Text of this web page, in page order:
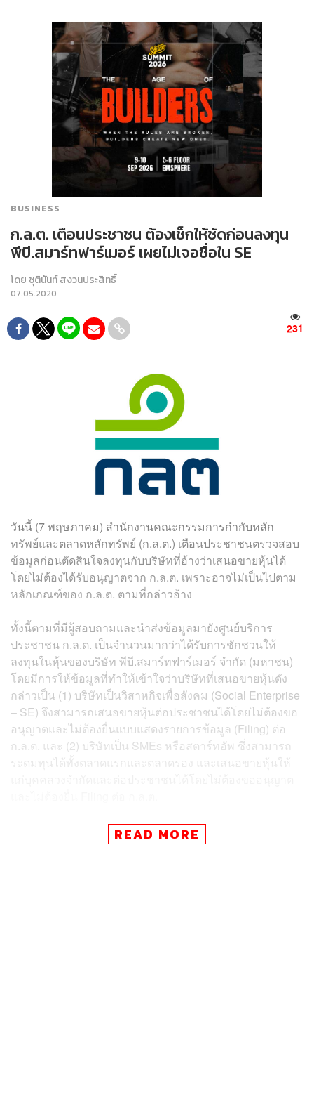
BUSINESS
ก.ล.ต. เตือนประชาชน ต้องเช็กให้ชัดก่อนลงทุน
พีบี.สมาร์ทฟาร์เมอร์ เผยไม่เจอชื่อใน SE
โดย ชุตินันท์ สงวนประสิทธิ์
07.05.2020
231
วันนี้ (7 พฤษภาคม) สำนักงานคณะกรรมการกำกับหลัก
ทรัพย์และตลาดหลักทรัพย์ (ก.ล.ต.) เตือนประชาชนตรวจสอบ
ข้อมูลก่อนตัดสินใจลงทุนกับบริษัทที่อ้างว่าเสนอขายหุ้นได้
โดยไม่ต้องได้รับอนุญาตจาก ก.ล.ต. เพราะอาจไม่เป็นไปตาม
หลักเกณฑ์ของ ก.ล.ต. ตามที่กล่าวอ้าง
ทั้งนี้ตามที่มีผู้สอบถามและนำส่งข้อมูลมายังศูนย์บริการ
ประชาชน ก.ล.ต. เป็นจำนวนมากว่าได้รับการชักชวนให้
ลงทุนในหุ้นของบริษัท พีบี.สมาร์ทฟาร์เมอร์ จำกัด (มหาชน)
โดยมีการให้ข้อมูลที่ทำให้เข้าใจว่าบริษัทที่เสนอขายหุ้นดัง
กล่าวเป็น (1) บริษัทเป็นวิสาหกิจเพื่อสังคม (Social Enterprise
– SE) จึงสามารถเสนอขายหุ้นต่อประชาชนได้โดยไม่ต้องขอ
อนุญาตและไม่ต้องยื่นแบบแสดงรายการข้อมูล (Filing) ต่อ
ก.ล.ต. และ (2) บริษัทเป็น SMEs หรือสตาร์ทอัพ ซึ่งสามารถ
ระดมทุนได้ทั้งตลาดแรกและตลาดรอง และเสนอขายหุ้นให้
ทาง ก.ล.ต. ชี้แจงว่าการออกและเสนอขายหุ้นของบริษัท
จำกัดหรือบริษัทมหาชนจำกัดทั้งต่อบุคคลวงแคบและต่อ
READ MORE